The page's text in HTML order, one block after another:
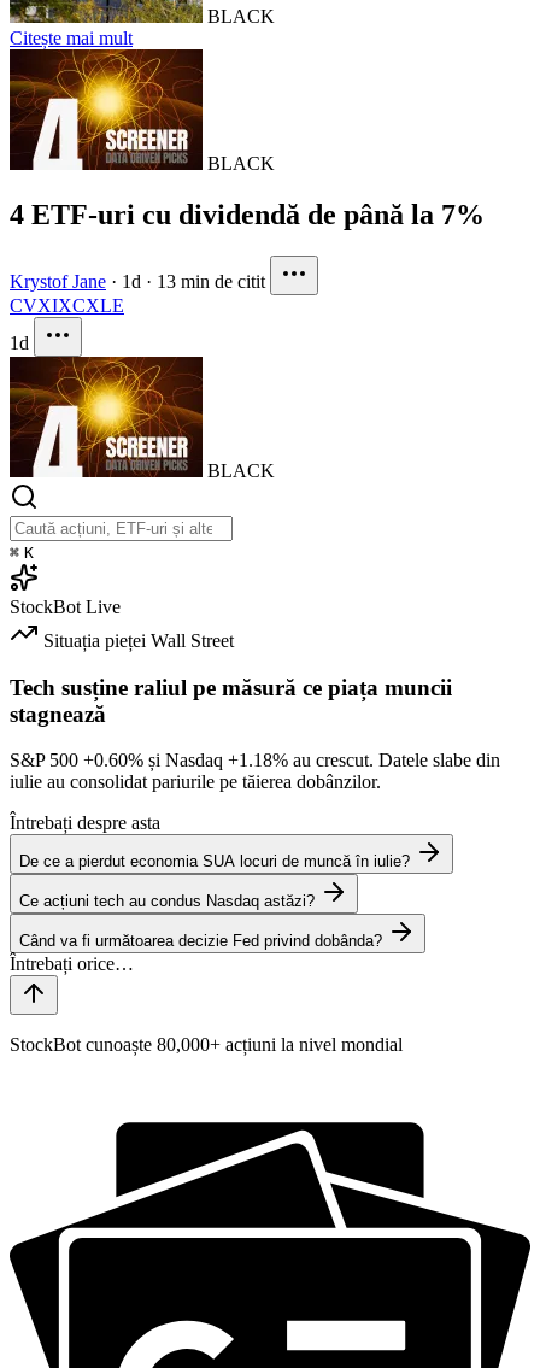
BLACK
Citește mai mult
BLACK
4 ETF-uri cu dividendă de până la 7%
Krystof Jane · 1d · 13 min de citit
CVXIXCXLE
1d
BLACK
⌘ K
StockBot Live
Situația pieței Wall Street
Tech susține raliul pe măsură ce piața muncii
stagnează
S&P 500 +0.60% și Nasdaq +1.18% au crescut. Datele slabe din
iulie au consolidat pariurile pe tăierea dobânzilor.
Întrebați despre asta
De ce a pierdut economia SUA locuri de muncă în iulie?
Ce acțiuni tech au condus Nasdaq astăzi?
Când va fi următoarea decizie Fed privind dobânda?
StockBot cunoaște 80,000+ acțiuni la nivel mondial